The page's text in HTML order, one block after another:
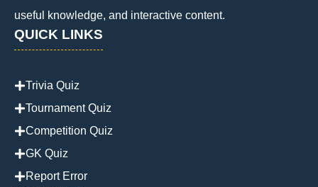
useful knowledge, and interactive content.
QUICK LINKS
Trivia Quiz
Tournament Quiz
Competition Quiz
GK Quiz
Report Error